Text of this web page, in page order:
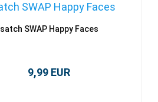
satch SWAP Happy Faces
9,99 EUR